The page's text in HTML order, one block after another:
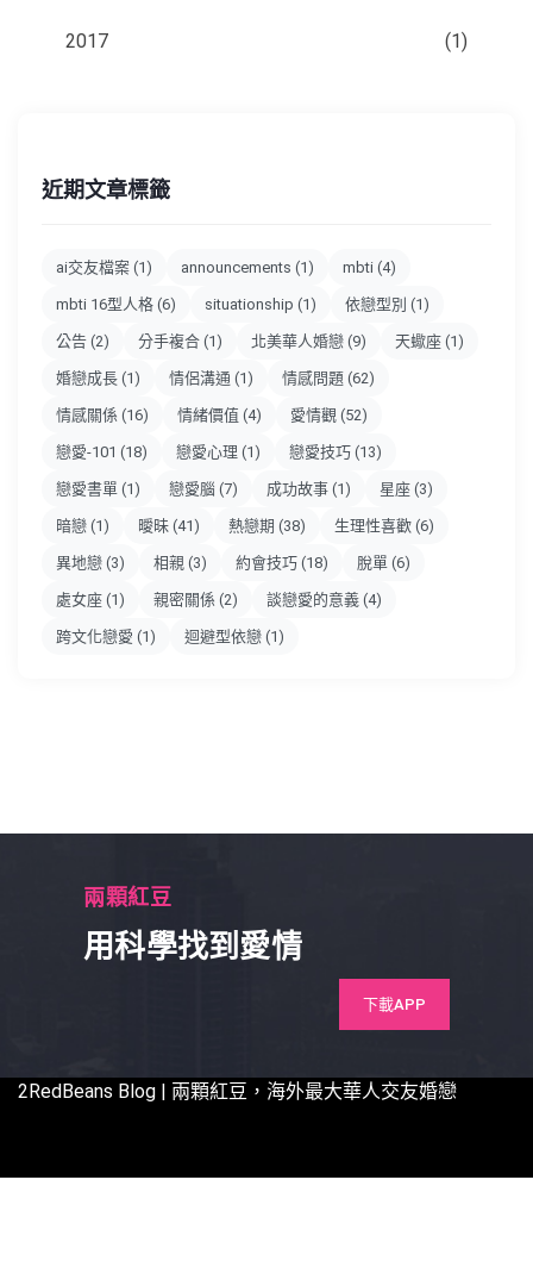
2017 (1)
近期文章標籤
ai交友檔案 (1) announcements (1) mbti (4)
mbti 16型人格 (6) situationship (1) 依戀型別 (1)
公告 (2) 分手複合 (1) 北美華人婚戀 (9) 天蠍座 (1)
婚戀成長 (1) 情侶溝通 (1) 情感問題 (62)
情感關係 (16) 情緒價值 (4) 愛情觀 (52)
戀愛-101 (18) 戀愛心理 (1) 戀愛技巧 (13)
戀愛書單 (1) 戀愛腦 (7) 成功故事 (1) 星座 (3)
暗戀 (1) 曖昧 (41) 熱戀期 (38) 生理性喜歡 (6)
異地戀 (3) 相親 (3) 約會技巧 (18) 脫單 (6)
處女座 (1) 親密關係 (2) 談戀愛的意義 (4)
跨文化戀愛 (1) 迴避型依戀 (1)
兩顆紅豆
用科學找到愛情
下載APP
2RedBeans Blog | 兩顆紅豆，海外最大華人交友婚戀